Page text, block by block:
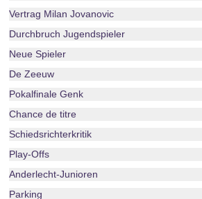
Vertrag Milan Jovanovic
Durchbruch Jugendspieler
Neue Spieler
De Zeeuw
Pokalfinale Genk
Chance de titre
Schiedsrichterkritik
Play-Offs
Anderlecht-Junioren
Parking